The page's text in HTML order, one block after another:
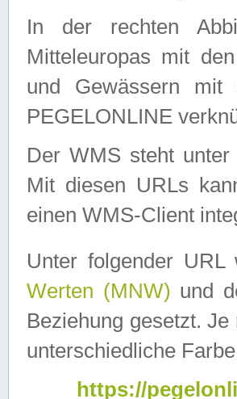
In der rechten
Mitteleuropas mit
und Gewässern mit
PEGELONLINE
Der WMS steht
Mit diesen URLs
einen WMS-Client
Unter folgender
Werten (MNW) und
Beziehung gesetzt.
unterschiedliche
https://